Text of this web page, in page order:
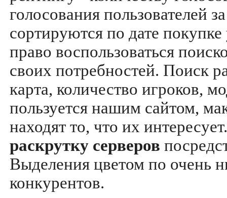
голосования пользователей
сортируются по дате
право воспользоваться
своих потребностей. Поиск
карта, количество игроков,
пользуется нашим сайтом,
находят то, что их
раскрутку серверов
Выделения цветом по очень
конкурентов.